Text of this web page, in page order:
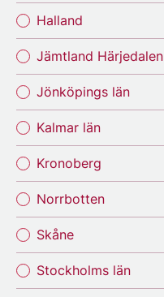
Halland
Jämtland Härjedalen
Jönköpings län
Kalmar län
Kronoberg
Norrbotten
Skåne
Stockholms län